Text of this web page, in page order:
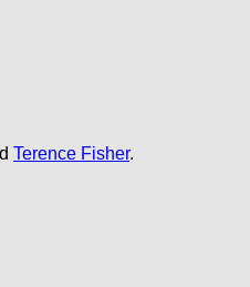
Terence Fisher.